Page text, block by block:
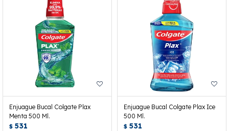
Enjuague Bucal Colgate Plax
Menta 500 Ml.
$ 531
Enjuague Bucal Colgate Plax Ice
500 Ml.
$ 531